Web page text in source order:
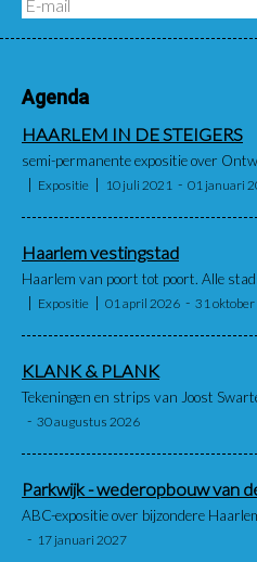
Agenda
HAARLEM IN DE STEIGERS
semi-permanente expositie over
Expositie 10 juli 2021 01 januari
Haarlem vestingstad
Haarlem van poort tot poort. Alle
Expositie 01 april 2026 31
KLANK & PLANK
Tekeningen en strips van Joost
30 augustus 2026
Parkwijk - wederopbouw van
ABC-expositie over bijzondere
17 januari 2027